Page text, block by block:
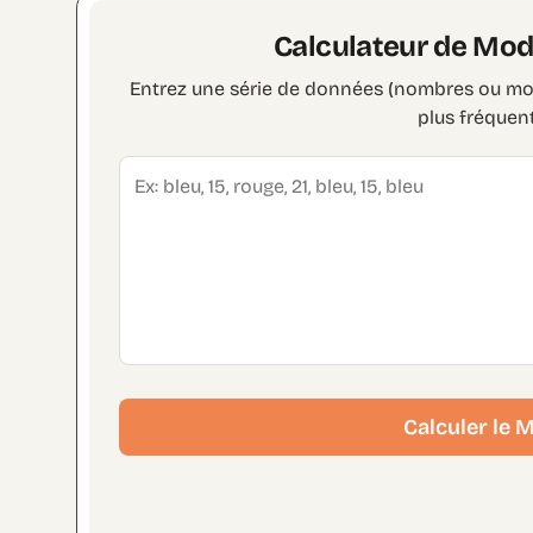
Calculateur de
Entrez une série de données (nombres ou
plus
Calculer le